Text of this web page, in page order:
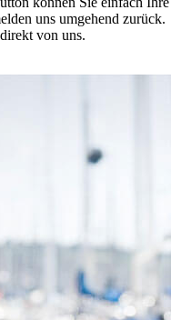
uns umgehend zurück.
von uns.